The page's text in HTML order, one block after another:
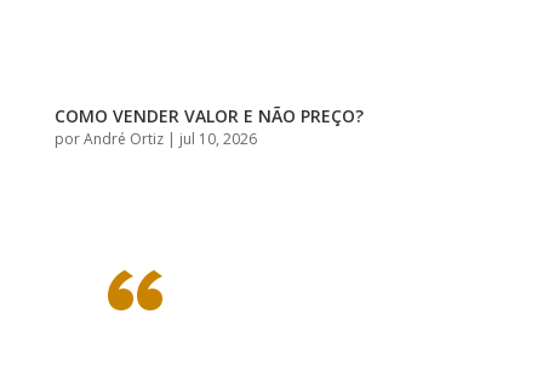
COMO VENDER VALOR E NÃO PREÇO?
porAndré Ortiz| jul 10, 2026
“